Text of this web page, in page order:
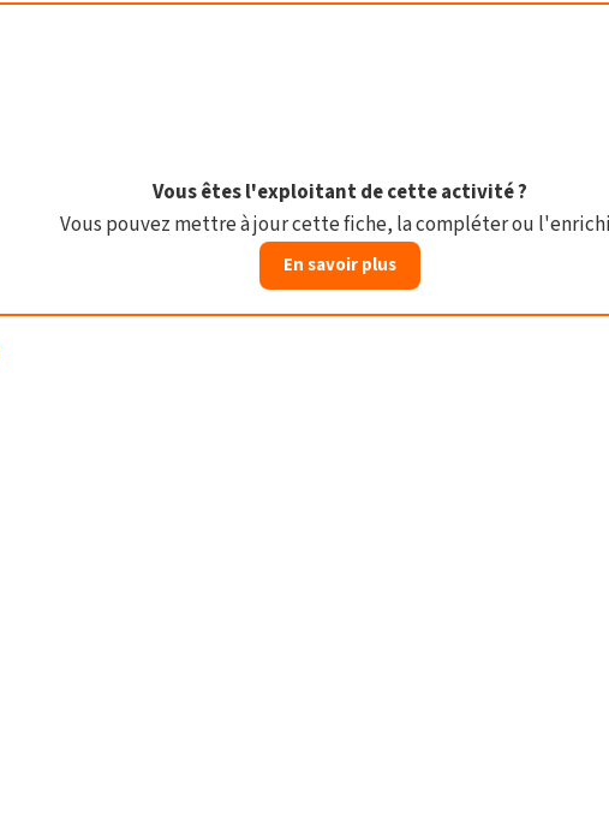
Vous êtes l'exploitant de cette activité ?
Vous pouvez mettre à jour cette fiche, la compléter ou
En savoir plus